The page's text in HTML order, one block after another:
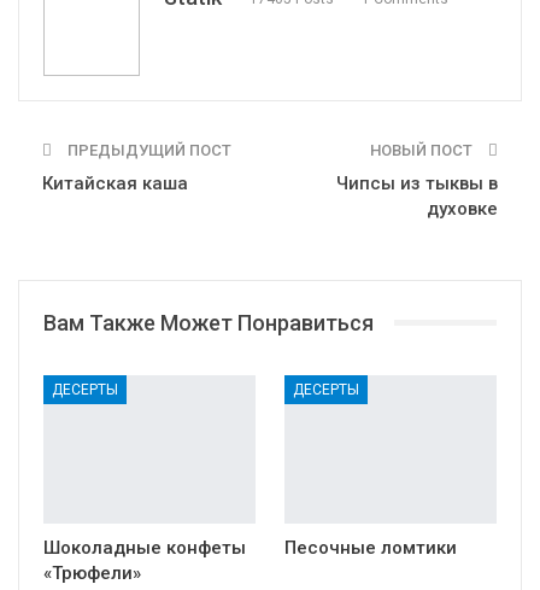
ПРЕДЫДУЩИЙ ПОСТ
Китайская каша
НОВЫЙ ПОСТ
Чипсы из тыквы в
духовке
Вам Также Может Понравиться
ДЕСЕРТЫ
Шоколадные конфеты
«Трюфели»
ДЕСЕРТЫ
Песочные ломтики